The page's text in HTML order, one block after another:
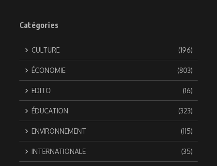
Catégories
CULTURE (196)
ÉCONOMIE (803)
EDITO (16)
ÉDUCATION (323)
ENVIRONNEMENT (115)
INTERNATIONALE (35)